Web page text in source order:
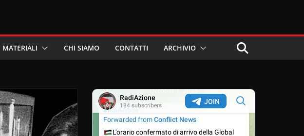
MATERIALI CHI SIAMO CONTATTI ARCHIVIO